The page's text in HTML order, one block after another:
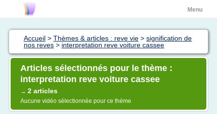
Menu
Accueil > Thèmes & articles : reve vie > signification de
nos reves > interpretation reve voiture cassee
Articles sélectionnés pour le thème :
interpretation reve voiture cassee
→ 2 articles
Aucune vidéo sélectionnée pour ce thème